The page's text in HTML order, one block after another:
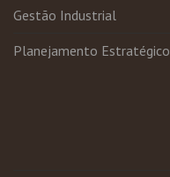
Gestão Industrial
Planejamento Estratégico